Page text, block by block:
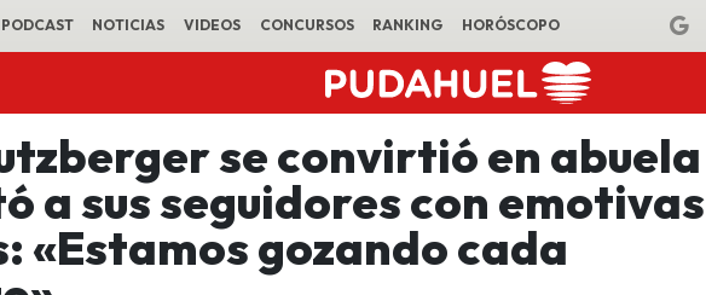
PODCAST NOTICIAS VIDEOS CONCURSOS RANKING HORÓSCOPO
se convirtió en abuela
a sus seguidores con emotivas
«Estamos gozando cada